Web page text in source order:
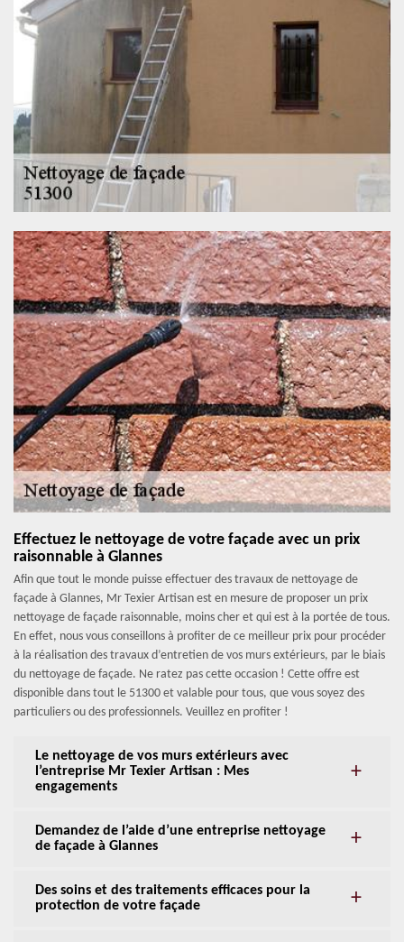
Effectuez le nettoyage de votre façade avec un prix
raisonnable à Glannes
Afin que tout le monde puisse effectuer des travaux de nettoyage de
façade à Glannes, Mr Texier Artisan est en mesure de proposer un prix
nettoyage de façade raisonnable, moins cher et qui est à la portée de tous.
En effet, nous vous conseillons à profiter de ce meilleur prix pour procéder
à la réalisation des travaux d’entretien de vos murs extérieurs, par le biais
du nettoyage de façade. Ne ratez pas cette occasion ! Cette offre est
disponible dans tout le 51300 et valable pour tous, que vous soyez des
particuliers ou des professionnels. Veuillez en profiter !
Le nettoyage de vos murs extérieurs avec
l’entreprise Mr Texier Artisan : Mes
engagements
Demandez de l’aide d’une entreprise nettoyage
de façade à Glannes
Des soins et des traitements efficaces pour la
protection de votre façade